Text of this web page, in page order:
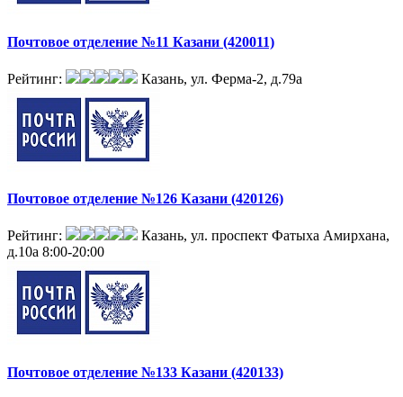
Почтовое отделение №11 Казани (420011)
Рейтинг: Казань, ул. Ферма-2, д.79а
Почтовое отделение №126 Казани (420126)
Рейтинг:
Казань, ул. проспект Фатыха Амирхана,
д.10а 8:00-20:00
Почтовое отделение №133 Казани (420133)